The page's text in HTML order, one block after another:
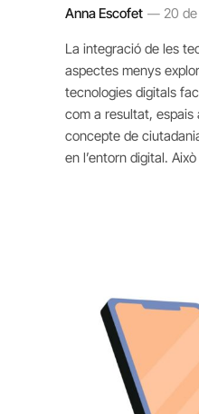
Anna Escofet 20
La integració de les
aspectes menys
tecnologies digitals
com a resultat, espais
concepte de
en l’entorn digital.